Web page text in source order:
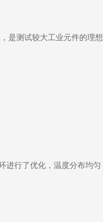
，是测试较大工业元件的理
进行了优化，温度分布均匀